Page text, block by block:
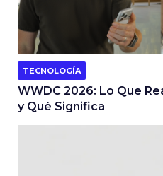
TECNOLOGÍA
WWDC 2026: Lo Que
y Qué Significa